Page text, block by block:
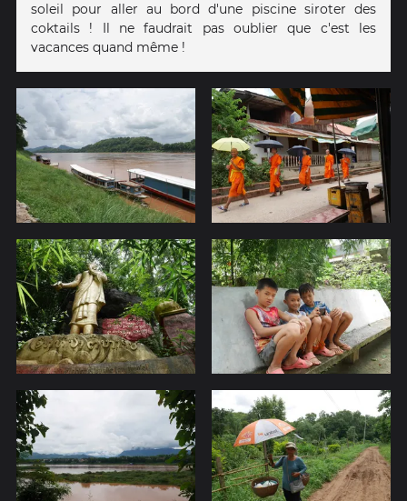
soleil pour aller au bord d'une piscine siroter des
coktails ! Il ne faudrait pas oublier que c'est les
vacances quand même !